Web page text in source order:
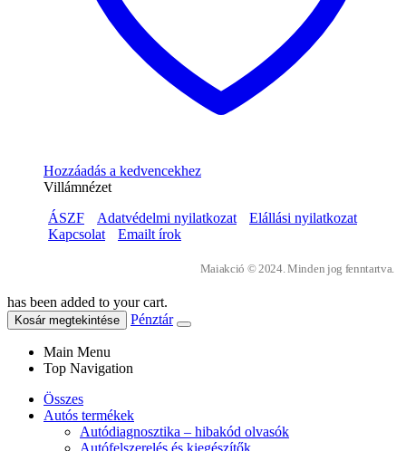
Hozzáadás a kedvencekhez
Villámnézet
ÁSZF
Adatvédelmi nyilatkozat
Elállási nyilatkozat
Kapcsolat
Emailt írok
Maiakció © 2024. Minden jog fenntartva.
has been added to your cart.
Kosár megtekintése Pénztár
Main Menu
Top Navigation
Összes
Autós termékek
Autódiagnosztika – hibakód olvasók
Autófelszerelés és kiegészítők